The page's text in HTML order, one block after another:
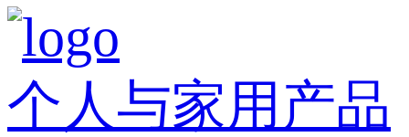
个人与家用产品